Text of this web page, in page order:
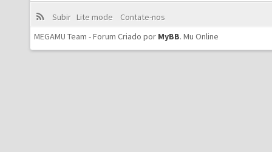
Subir Lite mode
Contate-nos
MEGAMU Team - Forum Criado por MyBB. Mu Online